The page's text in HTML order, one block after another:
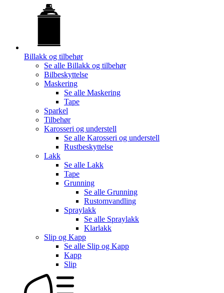
Billakk og tilbehør
Se alle Billakk og tilbehør
Bilbeskyttelse
Maskering
Se alle Maskering
Tape
Sparkel
Tilbehør
Karosseri og understell
Se alle Karosseri og understell
Rustbeskyttelse
Lakk
Se alle Lakk
Tape
Grunning
Se alle Grunning
Rustomvandling
Spraylakk
Se alle Spraylakk
Klarlakk
Slip og Kapp
Se alle Slip og Kapp
Kapp
Slip